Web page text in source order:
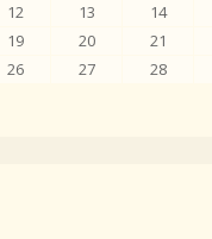
12 13 14
19 20 21
26 27 28